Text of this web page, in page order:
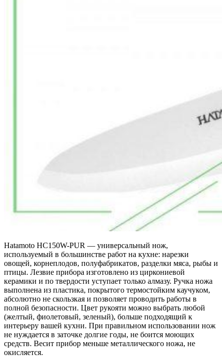
Hatamoto HC150W-PUR — универсальный нож,
используемый в большинстве работ на кухне: нарезки
овощей, корнеплодов, полуфабрикатов, разделки мяса, рыбы и
птицы. Лезвие прибора изготовлено из циркониевой
керамики и по твердости уступает только алмазу. Ручка ножа
выполнена из пластика, покрытого термостойким каучуком,
абсолютно не скользкая и позволяет проводить работы в
полной безопасности. Цвет рукояти можно выбрать любой
(желтый, фиолетовый, зеленый), больше подходящий к
интерьеру вашей кухни. При правильном использовании нож
не нуждается в заточке долгие годы, не боится моющих
средств. Весит прибор меньше металлического ножа, не
окисляется.